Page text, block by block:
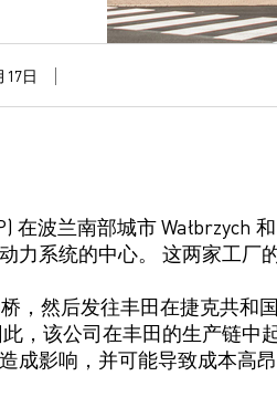
17日
在波兰南部城市Wałbrzych 和
力系统的中心。 这两家工厂
， 然后发往丰田在捷克共和国
， 该公司在丰田的生产链中
成影响，并可能导致成本高昂